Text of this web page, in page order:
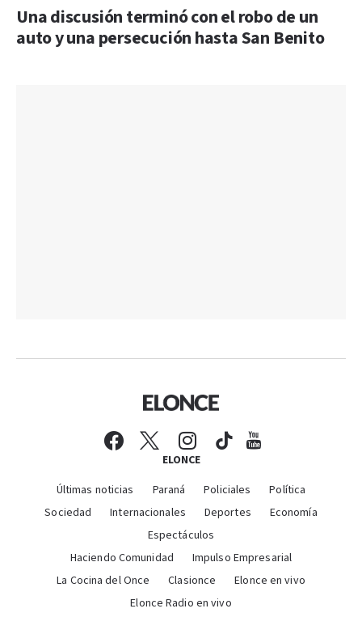
Una discusión terminó con el robo de un
auto y una persecución hasta San Benito
ELONCE
Últimas noticias Paraná Policiales
Política
Sociedad
Internacionales Deportes
Economía
Espectáculos
Haciendo Comunidad
Impulso Empresarial
La Cocina del Once
Clasionce
Elonce en vivo
Elonce Radio en vivo